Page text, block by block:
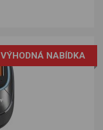
VÝHODNÁ NABÍDKA